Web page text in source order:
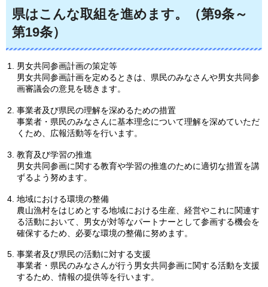
県はこんな取組を進めます。（第9条～
第19条）
男女共同参画計画の策定等
男女共同参画計画を定めるときは、県民のみなさんや男女共同参
画審議会の意見を聴きます。
事業者及び県民の理解を深めるための措置
事業者・県民のみなさんに基本理念について理解を深めていただ
くため、広報活動等を行います。
教育及び学習の推進
男女共同参画に関する教育や学習の推進のために適切な措置を講
ずるよう努めます。
地域における環境の整備
農山漁村をはじめとする地域における生産、経営やこれに関連す
る活動において、男女が対等なパートナーとして参画する機会を
確保するため、必要な環境の整備に努めます。
事業者及び県民の活動に対する支援
事業者・県民のみなさんが行う男女共同参画に関する活動を支援
するため、情報の提供等を行います。